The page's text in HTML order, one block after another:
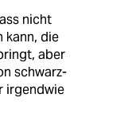
nicht
kann, die
aber
schwarz-
irgendwie